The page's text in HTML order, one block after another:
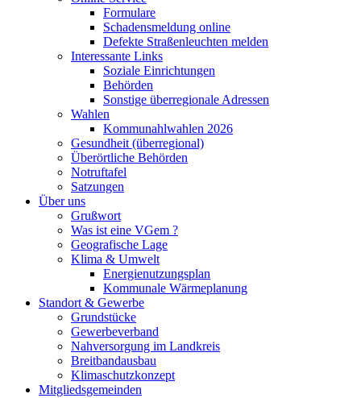
Formulare
Schadensmeldung online
Defekte Straßenleuchten melden
Interessante Links
Soziale Einrichtungen
Behörden
Sonstige überregionale Adressen
Wahlen
Kommunahlwahlen 2026
Gesundheit (überregional)
Überörtliche Behörden
Notruftafel
Satzungen
Über uns
Grußwort
Was ist eine VGem ?
Geografische Lage
Klima & Umwelt
Energienutzungsplan
Kommunale Wärmeplanung
Standort & Gewerbe
Grundstücke
Gewerbeverband
Nahversorgung im Landkreis
Breitbandausbau
Klimaschutzkonzept
Mitgliedsgemeinden